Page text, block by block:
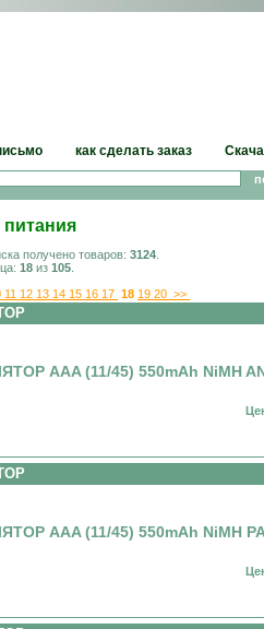
как сделать заказ
питания
получено товаров: 3124
18 из 105
11 12 13 14 15 16 17 18 19 20 >>
AAA (11/45) 550mAh NiMH
AAA (11/45) 550mAh NiMH